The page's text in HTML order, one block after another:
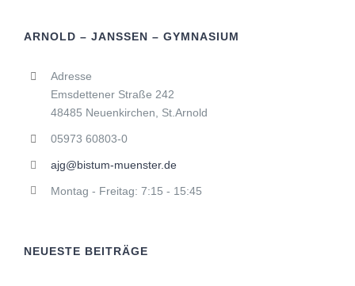
ARNOLD – JANSSEN – GYMNASIUM
Adresse
Emsdettener Straße 242
48485 Neuenkirchen, St.Arnold
05973 60803-0
ajg@bistum-muenster.de
Montag - Freitag: 7:15 - 15:45
NEUESTE BEITRÄGE